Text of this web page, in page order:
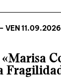
– VEN 11.09.2026